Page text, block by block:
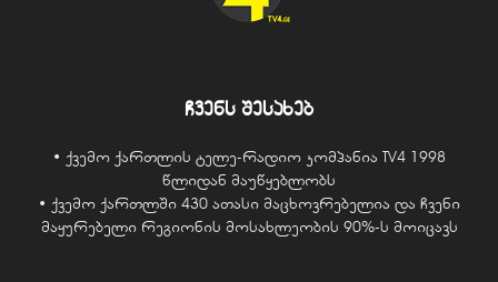
ჩვენს შესახებ
• ქვემო ქართლის ტელე-რადიო კომპანია TV4 1998
წლიდან მაუწყებლობს
• ქვემო ქართლში 430 ათასი მაცხოვრებელია და ჩვენი
მაყურებელი რეგიონის მოსახლეობის 90%-ს მოიცავს